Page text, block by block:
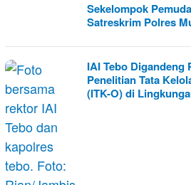
Sekelompok
Satreskrim Polres
IAI Tebo Digandeng
Penelitian Tata
(ITK-O) di